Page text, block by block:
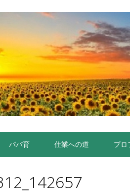
パパ育 仕業への道 プロ